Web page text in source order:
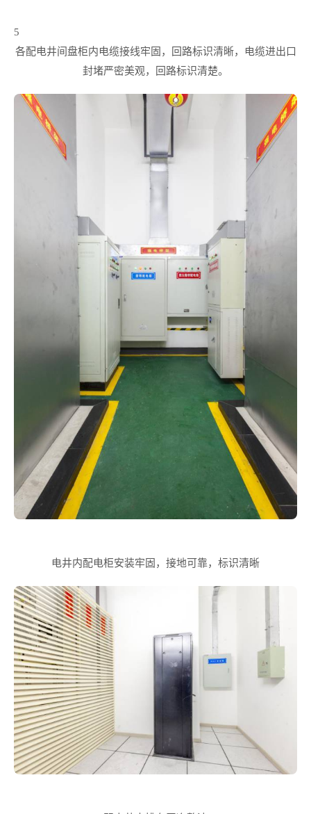
5
各配电井间盘柜内电缆接线牢固，回路标识清晰，电缆进出口
封堵严密美观，回路标识清楚。
电井内配电柜安装牢固，接地可靠，标识清晰